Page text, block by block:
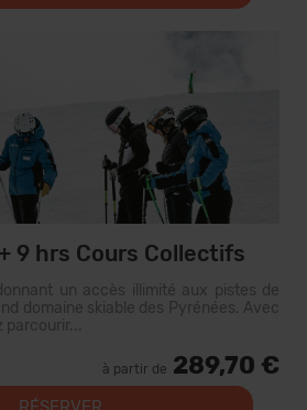
9 hrs Cours Collectifs
un accès illimité aux pistes de
domaine skiable des Pyrénées. Avec
parcourir...
à partir de 289,70 €